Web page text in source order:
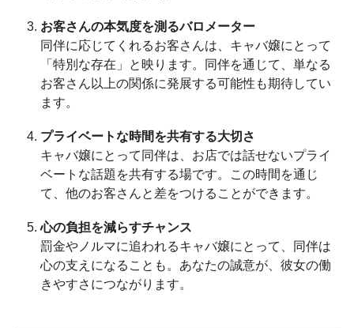
お客さんの本気度を測るバロメーター
同伴に応じてくれるお客さんは、キャバ嬢にとって
「特別な存在」と映ります。同伴を通じて、単なる
お客さん以上の関係に発展する可能性も期待してい
ます。
プライベートな時間を共有する大切さ
キャバ嬢にとって同伴は、お店では話せないプライ
ベートな話題を共有する場です。この時間を通じ
て、他のお客さんと差をつけることができます。
心の負担を減らすチャンス
罰金やノルマに追われるキャバ嬢にとって、同伴は
心の支えになることも。あなたの誠意が、彼女の働
きやすさにつながります。